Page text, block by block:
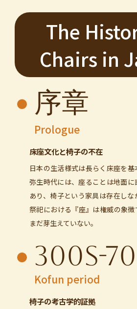
The
Chairs in
序章
Prologue
床座文化と椅子の不在
日本の生活様式は長らく床座を基
弥生時代には、座ることは地面
あり、椅子という家具は存在し
祭祀における『座』は権威の象
まだ芽生えていない。
300s-
Kofun period
椅子の考古学的証拠